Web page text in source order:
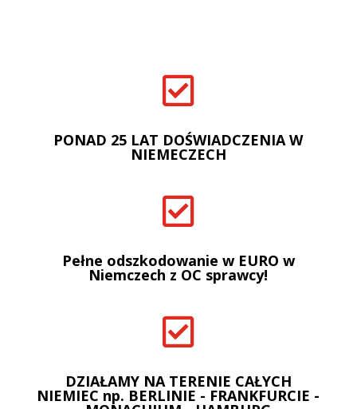

PONAD 25 LAT DOŚWIADCZENIA W
NIEMECZECH

Pełne odszkodowanie w EURO w
Niemczech z OC sprawcy!

DZIAŁAMY NA TERENIE CAŁYCH
NIEMIEC np. BERLINIE - FRANKFURCIE -